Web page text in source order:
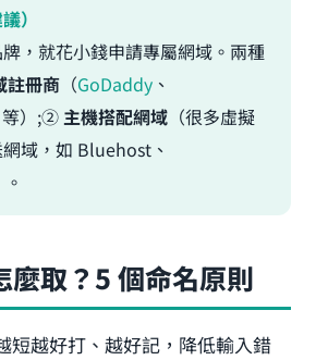
）
，就花小錢申請專屬網域。兩種
註冊商 （GoDaddy 、
等）;②主機搭配網域 （很多虛擬
域，如 Bluehost、
麼取？5 個命名原則
短越好打、越好記，降低輸入錯